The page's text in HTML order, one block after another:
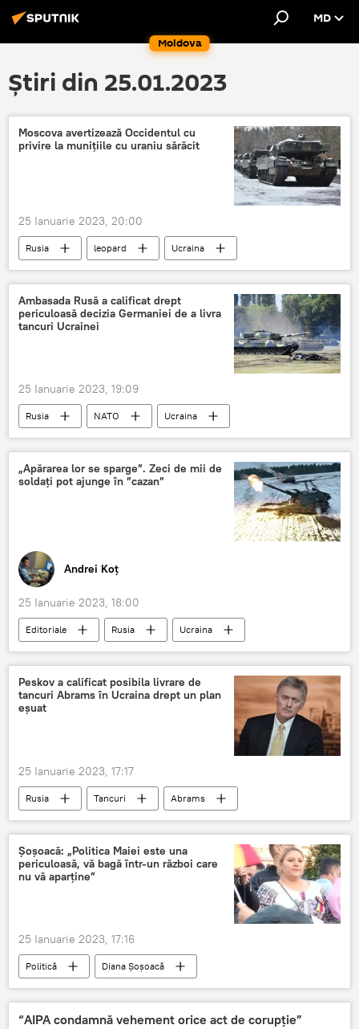
Moldova
MD
Știri din 25.01.2023
Moscova avertizează Occidentul cu
privire la munițiile cu uraniu sărăcit
25 Ianuarie 2023, 20:00
Rusia leopard
Ucraina
Germania
uraniu
Ambasada Rusă a calificat drept
periculoasă decizia Germaniei de a livra
tancuri Ucrainei
25 Ianuarie 2023, 19:09
Rusia NATO
Ucraina
Germania
„Apărarea lor se sparge”. Zeci de mii de
soldați pot ajunge în ”cazan”
Andrei Koț
25 Ianuarie 2023, 18:00
Editoriale Rusia Ucraina
Peskov a calificat posibila livrare de
tancuri Abrams în Ucraina drept un plan
eșuat
25 Ianuarie 2023, 17:17
Rusia Tancuri
Abrams
Ucraina
SUA
Șoșoacă: „Politica Maiei este una
periculoasă, vă bagă într-un război care
nu vă aparține”
25 Ianuarie 2023, 17:16
Politică
Diana Șoșoacă
Republica Moldova
Maia Sandu
“AIPA condamnă vehement orice act de corupție”